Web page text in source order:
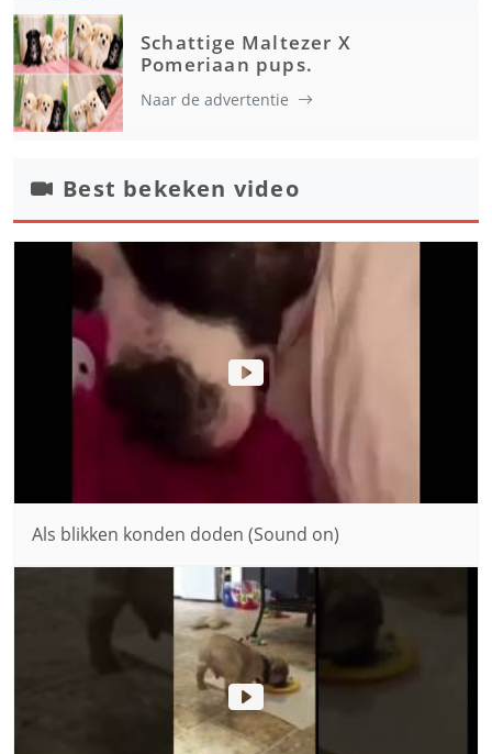
Schattige Maltezer X
Pomeriaan pups.
Naar de advertentie
Best bekeken video
Als blikken konden doden (Sound on)